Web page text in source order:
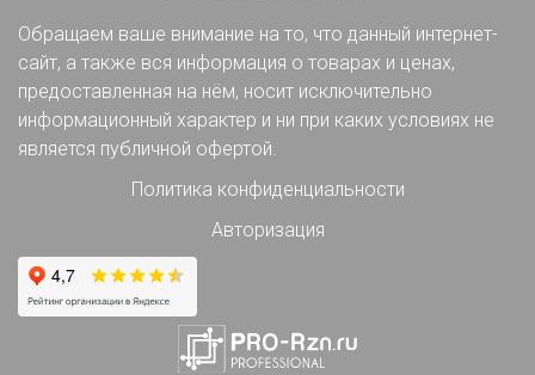
Обращаем ваше внимание на то, что данный интернет-
сайт, а также вся информация о товарах и ценах,
предоставленная на нём, носит исключительно
информационный характер и ни при каких условиях не
является публичной офертой.
Политика конфиденциальности
Авторизация